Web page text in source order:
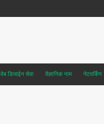
वेब डिजाईन सेवा वैज्ञानिक नाम नेटवर्किंग